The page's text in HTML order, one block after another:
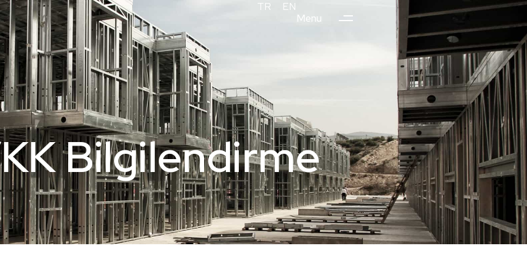
TR
EN
Menu
Bilgilendirme